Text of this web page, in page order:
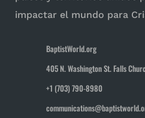
impactar el mundo para
BaptistWorld.org
405 N. Washington St. Falls
+1 (703) 790-8980